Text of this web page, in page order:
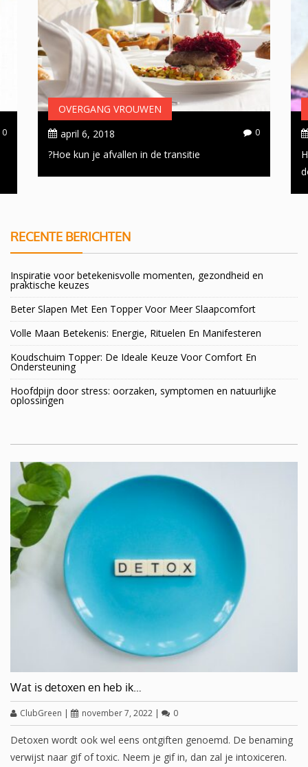
OVERGANG VROUWEN
april 6, 2018
0
Hoe kun je afvallen in de transitie?
0
RECENTE BERICHTEN
Inspiratie voor betekenisvolle momenten, gezondheid en
praktische keuzes
Beter Slapen Met Een Topper Voor Meer Slaapcomfort
Volle Maan Betekenis: Energie, Rituelen En Manifesteren
Koudschuim Topper: De Ideale Keuze Voor Comfort En
Ondersteuning
Hoofdpijn door stress: oorzaken, symptomen en natuurlijke
oplossingen
Wat is detoxen en heb ik…
ClubGreen | november 7, 2022 | 0
Detoxen wordt ook wel eens ontgiften genoemd. De benaming
verwijst naar gif of toxic. Neem je gif in, dan zal je intoxiceren.